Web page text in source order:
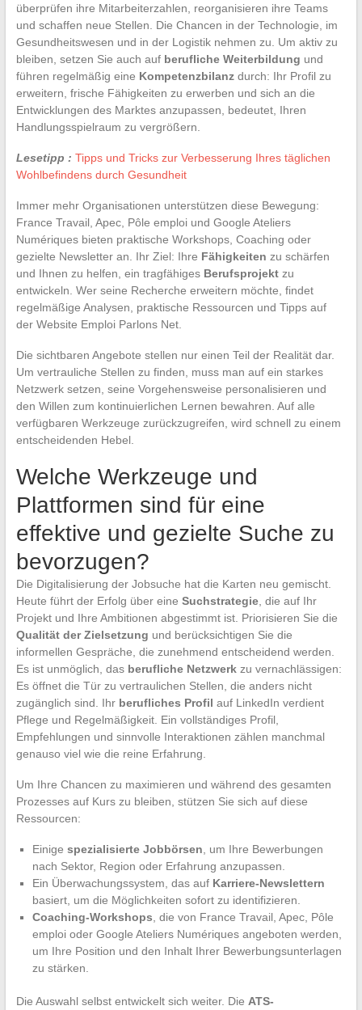
überprüfen ihre Mitarbeiterzahlen, reorganisieren ihre Teams
und schaffen neue Stellen. Die Chancen in der Technologie, im
Gesundheitswesen und in der Logistik nehmen zu. Um aktiv zu
bleiben, setzen Sie auch auf berufliche Weiterbildung und
führen regelmäßig eine Kompetenzbilanzdurch: Ihr Profil zu
erweitern, frische Fähigkeiten zu erwerben und sich an die
Entwicklungen des Marktes anzupassen, bedeutet, Ihren
Handlungsspielraum zu vergrößern.
Lesetipp : Tipps und Tricks zur Verbesserung Ihres täglichen
Wohlbefindens durch Gesundheit
Immer mehr Organisationen unterstützen diese Bewegung:
France Travail, Apec, Pôle emploi und Google Ateliers
Numériques bieten praktische Workshops, Coaching oder
gezielte Newsletter an. Ihr Ziel: Ihre Fähigkeiten zu schärfen
und Ihnen zu helfen, ein tragfähiges Berufsprojektzu
entwickeln. Wer seine Recherche erweitern möchte, findet
regelmäßige Analysen, praktische Ressourcen und Tipps auf
der Website Emploi Parlons Net.
Die sichtbaren Angebote stellen nur einen Teil der Realität dar.
Um vertrauliche Stellen zu finden, muss man auf ein starkes
Netzwerk setzen, seine Vorgehensweise personalisieren und
den Willen zum kontinuierlichen Lernen bewahren. Auf alle
verfügbaren Werkzeuge zurückzugreifen, wird schnell zu einem
entscheidenden Hebel.
Welche Werkzeuge und
Plattformen sind für eine
effektive und gezielte Suche zu
bevorzugen?
Die Digitalisierung der Jobsuche hat die Karten neu gemischt.
Heute führt der Erfolg über eine Suchstrategie, die auf Ihr
Projekt und Ihre Ambitionen abgestimmt ist. Priorisieren Sie die
Qualität der Zielsetzung und berücksichtigen Sie die
informellen Gespräche, die zunehmend entscheidend werden.
Es ist unmöglich, das berufliche Netzwerkzu vernachlässigen:
Es öffnet die Tür zu vertraulichen Stellen, die anders nicht
zugänglich sind. Ihr berufliches Profil auf LinkedIn verdient
Pflege und Regelmäßigkeit. Ein vollständiges Profil,
Empfehlungen und sinnvolle Interaktionen zählen manchmal
genauso viel wie die reine Erfahrung.
Um Ihre Chancen zu maximieren und während des gesamten
Prozesses auf Kurs zu bleiben, stützen Sie sich auf diese
Ressourcen:
Einige spezialisierte Jobbörsen , um Ihre Bewerbungen
nach Sektor, Region oder Erfahrung anzupassen.
Ein Überwachungssystem, das auf Karriere-Newslettern
basiert, um die Möglichkeiten sofort zu identifizieren.
Coaching-Workshops , die von France Travail, Apec, Pôle
emploi oder Google Ateliers Numériques angeboten werden,
um Ihre Position und den Inhalt Ihrer Bewerbungsunterlagen
zu stärken.
Die Auswahl selbst entwickelt sich weiter. Die ATS-